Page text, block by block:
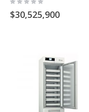
0%
$30,525,900